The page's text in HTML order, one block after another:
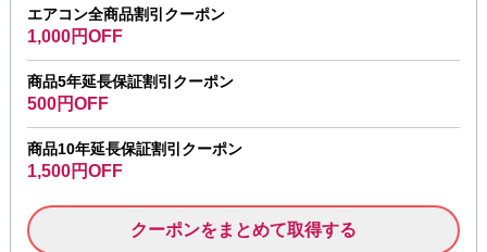
エアコン全商品割引クーポン
1,000円OFF
商品5年延長保証割引クーポン
500円OFF
商品10年延長保証割引クーポン
1,500円OFF
クーポンをまとめて取得する